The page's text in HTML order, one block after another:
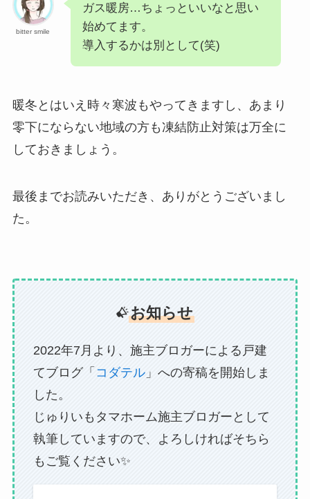
bitter smile
ガス暖房…ちょっといいなと思い
始めてます。
導入するかは別として(笑)
暖冬とはいえ時々寒波もやってきますし、あまり
零下にならない地域の方も凍結防止対策は万全に
しておきましょう。
最後までお読みいただき、ありがとうございまし
た。
お知らせ
2022年7月より、施主ブロガーによる戸建
てブログ「 コダテル」への寄稿を開始しま
した。
じゅりいもタマホーム施主ブロガーとして
執筆していますので、よろしければそちら
もご覧ください✨